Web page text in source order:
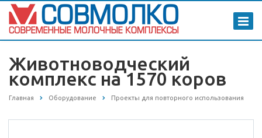
Животноводческий
комплекс на 1570 коров
Главная Оборудование Проекты для повторного использования